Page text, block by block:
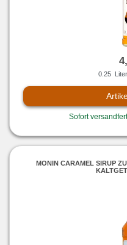
0.25 Liter
Sofort
MONIN CARAMEL SIRUP